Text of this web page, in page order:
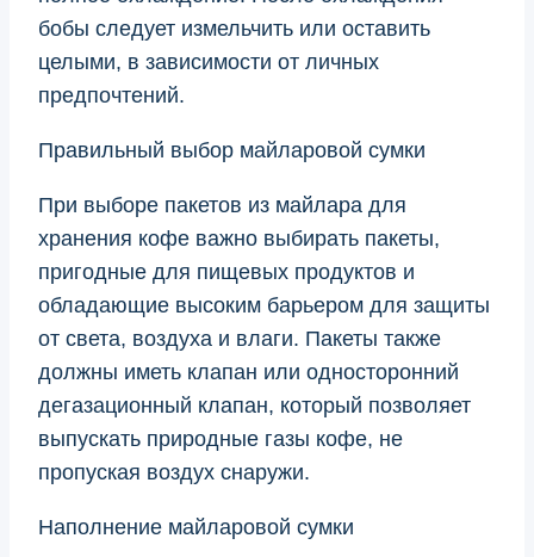
бобы следует измельчить или оставить
целыми, в зависимости от личных
предпочтений.
Правильный выбор майларовой сумки
При выборе пакетов из майлара для
хранения кофе важно выбирать пакеты,
пригодные для пищевых продуктов и
обладающие высоким барьером для защиты
от света, воздуха и влаги. Пакеты также
должны иметь клапан или односторонний
дегазационный клапан, который позволяет
выпускать природные газы кофе, не
пропуская воздух снаружи.
Наполнение майларовой сумки